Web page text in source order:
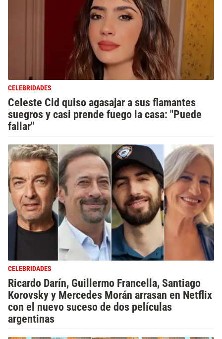
CELEBRIDADES
Celeste Cid quiso agasajar a sus flamantes
suegros y casi prende fuego la casa: "Puede
fallar"
CELEBRIDADES
Ricardo Darín, Guillermo Francella, Santiago
Korovsky y Mercedes Morán arrasan en Netflix
con el nuevo suceso de dos películas
argentinas